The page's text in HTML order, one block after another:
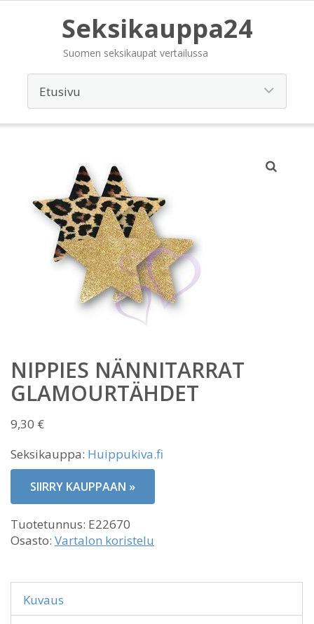
Seksikauppa24
Suomen seksikaupat vertailussa
NIPPIES NÄNNITARRAT
GLAMOURTÄHDET
9,30 €
Seksikauppa: Huippukiva.fi
SIIRRY KAUPPAAN »
Tuotetunnus: E22670
Osasto: Vartalon koristelu
Kuvaus